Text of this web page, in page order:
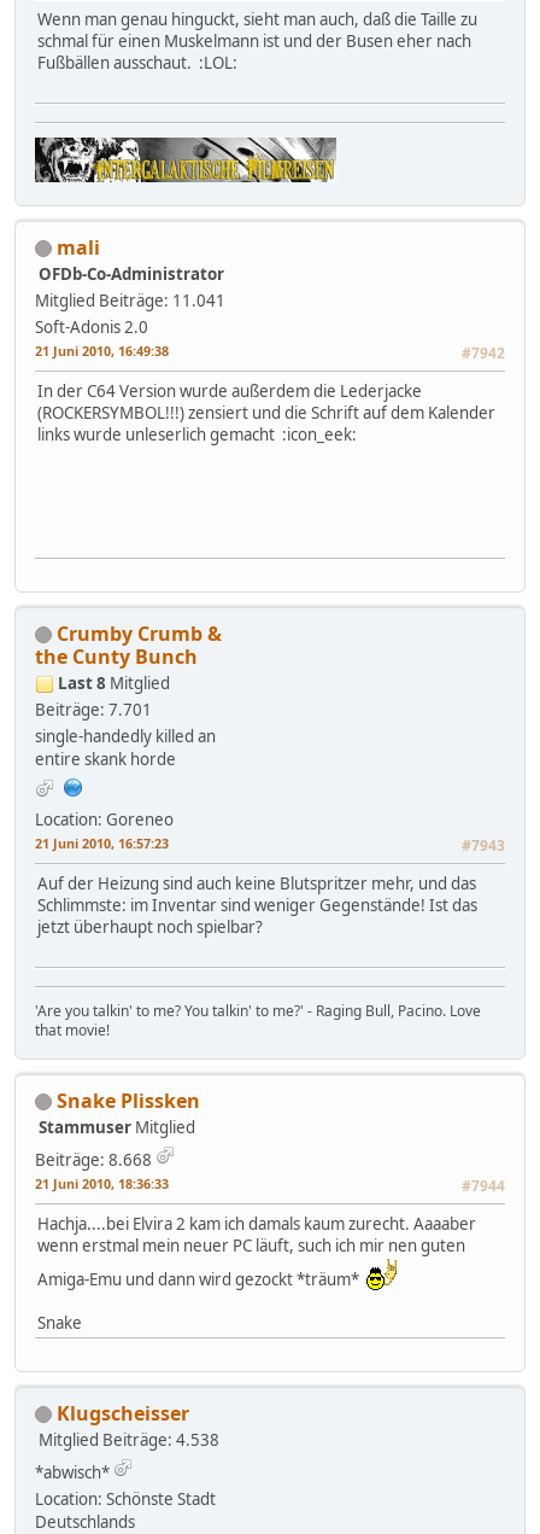
Wenn man genau hinguckt, sieht man auch, daß die Taille zu
schmal für einen Muskelmann ist und der Busen eher nach
Fußbällen ausschaut. :LOL:
mali
OFDb-Co-Administrator
Mitglied Beiträge: 11.041
Soft-Adonis 2.0
21 Juni 2010, 16:49:38 #7942
In der C64 Version wurde außerdem die Lederjacke
(ROCKERSYMBOL!!!) zensiert und die Schrift auf dem Kalender
links wurde unleserlich gemacht :icon_eek:
Crumby Crumb &
the Cunty Bunch
Last 8 Mitglied
Beiträge: 7.701
single-handedly killed an
entire skank horde
Location: Goreneo
21 Juni 2010, 16:57:23 #7943
Auf der Heizung sind auch keine Blutspritzer mehr, und das
Schlimmste: im Inventar sind weniger Gegenstände! Ist das
jetzt überhaupt noch spielbar?
'Are you talkin' to me? You talkin' to me?' - Raging Bull, Pacino. Love
that movie!
Snake Plissken
Stammuser Mitglied
Beiträge: 8.668
21 Juni 2010, 18:36:33 #7944
Hachja....bei Elvira 2 kam ich damals kaum zurecht. Aaaaber
wenn erstmal mein neuer PC läuft, such ich mir nen guten
Amiga-Emu und dann wird gezockt *träum*
Snake
Klugscheisser
Mitglied Beiträge: 4.538
*abwisch*
Location: Schönste Stadt
Deutschlands